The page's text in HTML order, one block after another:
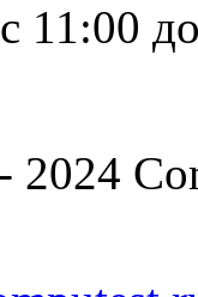
11:00
2024